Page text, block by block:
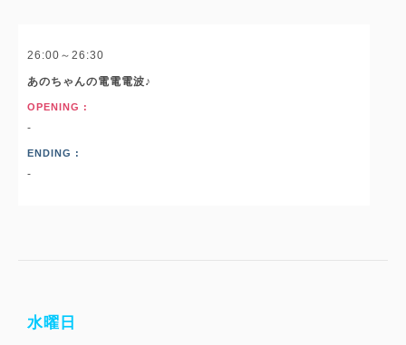
26:00～26:30
あのちゃんの電電電波♪
OPENING :
-
ENDING :
-
水曜日